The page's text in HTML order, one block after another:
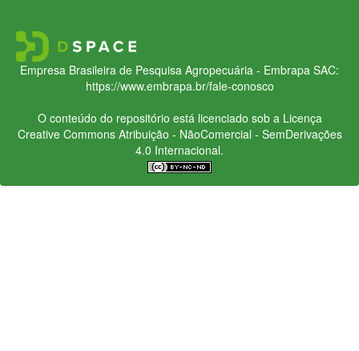
Empresa Brasileira de Pesquisa Agropecuária - Embrapa SAC:
https://www.embrapa.br/fale-conosco
O conteúdo do repositório está licenciado sob a Licença
Creative CommonsAtribuição - NãoComercial - SemDerivações
4.0 Internacional.